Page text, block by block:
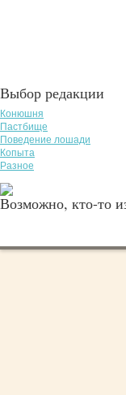
Выбор редакции
Конюшня
Пастбище
Поведение лошади
Копыта
Разное
Возможно, кто-то